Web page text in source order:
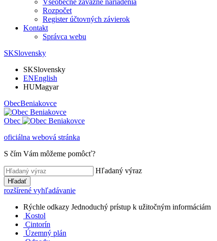
Všeobecne záväzné nariadenia
Rozpočet
Register účtovných závierok
Kontakt
Správca webu
SKSlovensky
SKSlovensky
ENEnglish
HUMagyar
ObecBeniakovce
Obec
oficiálna webová stránka
S čím Vám môžeme pomôcť?
Hľadaný výraz
Hľadať
rozšírené vyhľadávanie
Rýchle odkazy Jednoduchý prístup k užitočným informáciám
Kostol
Cintorín
Územný plán